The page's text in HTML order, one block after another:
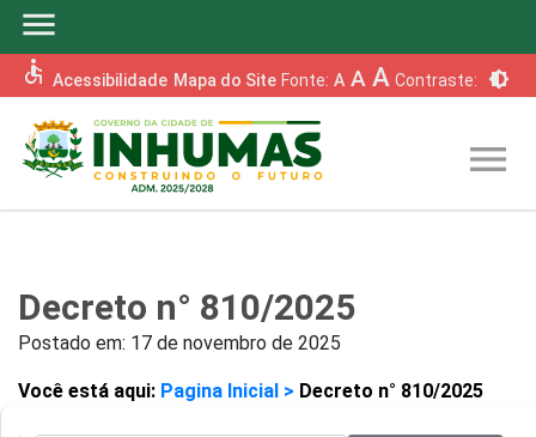
menu
accessible Acessibilidade Mapa do Site Fonte: A A A Contraste: brightness_6
menu
Decreto n° 810/2025
Postado em: 17 de novembro de 2025
Você está aqui: Pagina Inicial > Decreto n° 810/2025